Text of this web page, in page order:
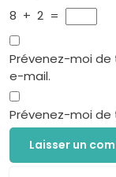
8 + 2 =
Prévenez-moi
e-mail.
Prévenez-moi de